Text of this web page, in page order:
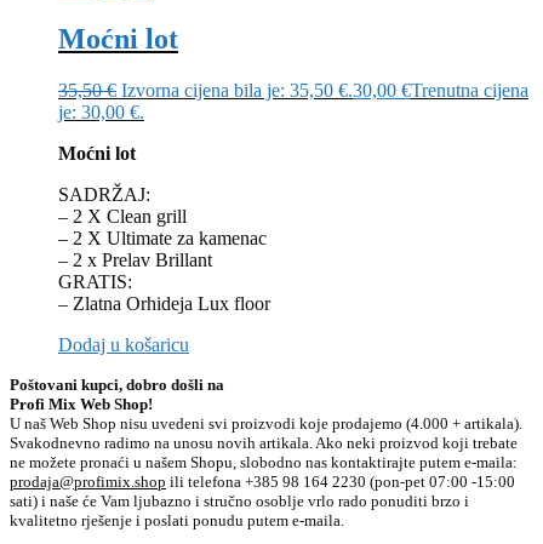
Moćni lot
35,50€ Izvorna cijena bila je: 35,50 €.30,00 €Trenutna cijena
je: 30,00 €.
Moćni lot
SADRŽAJ:
– 2 X Clean grill
– 2 X Ultimate za kamenac
– 2 x Prelav Brillant
GRATIS:
– Zlatna Orhideja Lux floor
Dodaj u košaricu
Poštovani kupci, dobro došli na
Profi Mix Web Shop!
U naš Web Shop nisu uvedeni svi proizvodi koje prodajemo (4.000 + artikala).
Svakodnevno radimo na unosu novih artikala. Ako neki proizvod koji trebate
ne možete pronaći u našem Shopu, slobodno nas kontaktirajte putem e-maila:
prodaja@profimix.shop ili telefona +385 98 164 2230 (pon-pet 07:00 -15:00
sati) i naše će Vam ljubazno i stručno osoblje vrlo rado ponuditi brzo i
kvalitetno rješenje i poslati ponudu putem e-maila.